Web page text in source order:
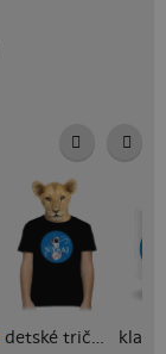
detské tričko